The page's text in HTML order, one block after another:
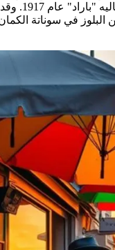
في سوناتة الكمان